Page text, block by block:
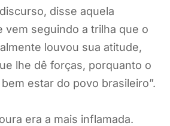
disse aquela
vem seguindo a trilha que o
louvou sua atitude,
lhe dê forças, porquanto o
estar do povo brasileiro”.
era a mais inflamada.